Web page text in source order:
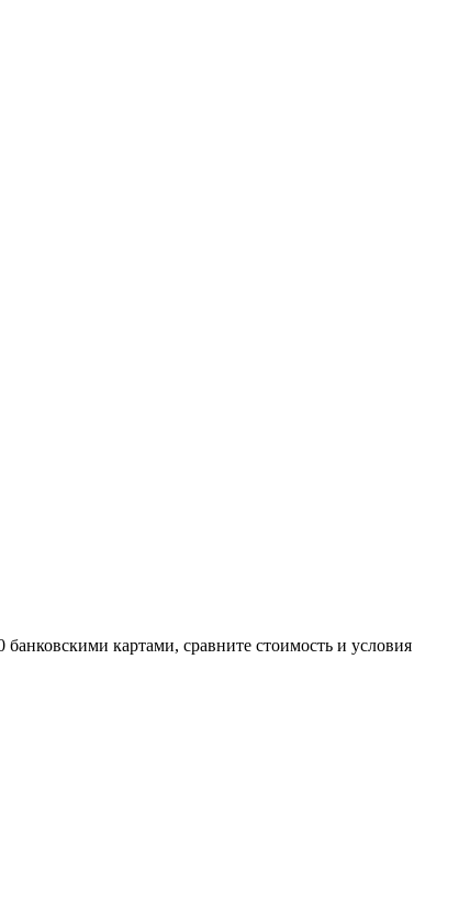
картами, сравните стоимость и условия